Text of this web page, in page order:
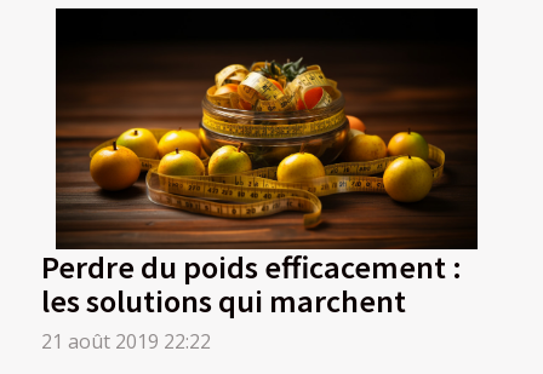
Perdre du poids efficacement :
les solutions qui marchent
21 août 2019 22:22